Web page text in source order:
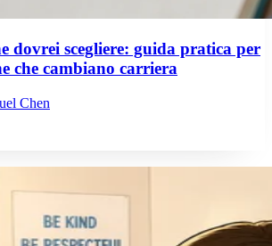
dovrei scegliere: guida pratica per
che cambiano carriera
Chen